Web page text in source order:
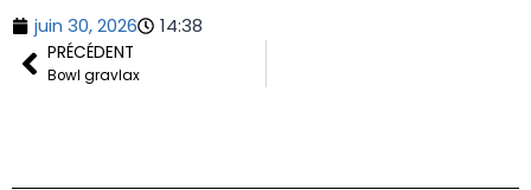
juin 30, 2026 14:38
PRÉCÉDENT
Bowl gravlax